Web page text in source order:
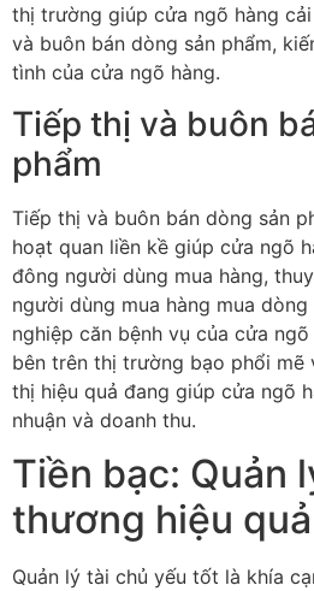
thị trường giúp cửa ngõ hàng
và buôn bán dòng sản phẩm,
tình của cửa ngõ hàng.
Tiếp thị và buôn
phẩm
Tiếp thị và buôn bán dòng sản
hoạt quan liền kề giúp cửa ngõ
đông người dùng mua hàng,
người dùng mua hàng mua
nghiệp căn bệnh vụ của cửa
bên trên thị trường bạo phổi mẽ
thị hiệu quả đang giúp cửa ngõ
nhuận và doanh thu.
Tiền bạc: Quản
thương hiệu quả
Quản lý tài chủ yếu tốt là khía